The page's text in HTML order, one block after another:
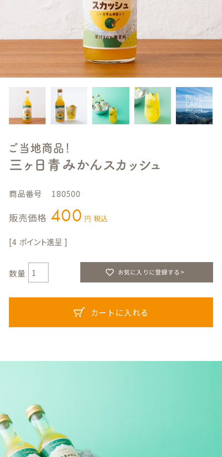
ご当地商品！
三ヶ日青みかんスカッシュ
商品番号 180500
販売価格 400 税込
4
お気に入りに登録する>
カートに入れる